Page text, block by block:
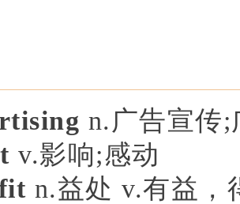
n.广告宣传
v.影响;感动
n.益处 v.有益，